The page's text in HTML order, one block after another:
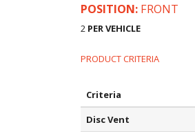
POSITION: FRONT
2 PER VEHICLE
PRODUCT CRITERIA
Criteria
Disc Vent